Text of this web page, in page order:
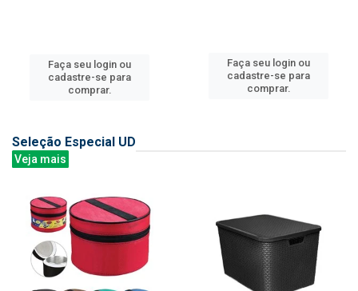
Faça seu login ou
cadastre-se para
comprar.
Faça seu login ou
cadastre-se para
comprar.
Seleção Especial UD
Veja mais